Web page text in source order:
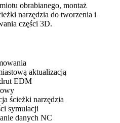
obrabianego, montaż
narzędzia do tworzenia i
części 3D.
aktualizacją
EDM
ścieżki narzędzia
symulacji
danych NC